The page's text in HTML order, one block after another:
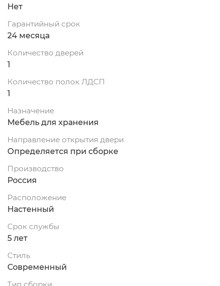
Нет
Гарантийный срок
24 месяца
Количество дверей
1
Количество полок ЛДСП
1
Назначение
Мебель для хранения
Направление открытия двери
Определяется при сборке
Производство
Россия
Расположение
Настенный
Срок службы
5 лет
Стиль
Современный